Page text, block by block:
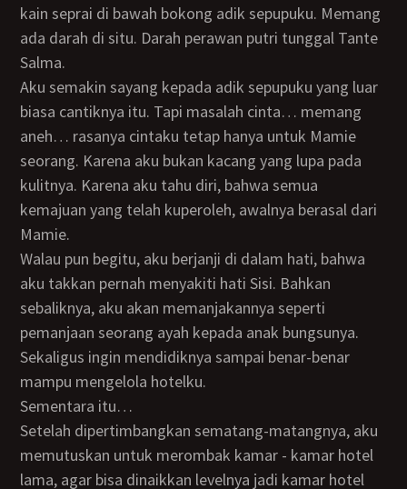
kain seprai di bawah bokong adik sepupuku. Memang
ada darah di situ. Darah perawan putri tunggal Tante
Salma.
Aku semakin sayang kepada adik sepupuku yang luar
biasa cantiknya itu. Tapi masalah cinta… memang
aneh… rasanya cintaku tetap hanya untuk Mamie
seorang. Karena aku bukan kacang yang lupa pada
kulitnya. Karena aku tahu diri, bahwa semua
kemajuan yang telah kuperoleh, awalnya berasal dari
Mamie.
Walau pun begitu, aku berjanji di dalam hati, bahwa
aku takkan pernah menyakiti hati Sisi. Bahkan
sebaliknya, aku akan memanjakannya seperti
pemanjaan seorang ayah kepada anak bungsunya.
Sekaligus ingin mendidiknya sampai benar-benar
mampu mengelola hotelku.
Sementara itu…
Setelah dipertimbangkan sematang-matangnya, aku
memutuskan untuk merombak kamar - kamar hotel
lama, agar bisa dinaikkan levelnya jadi kamar hotel